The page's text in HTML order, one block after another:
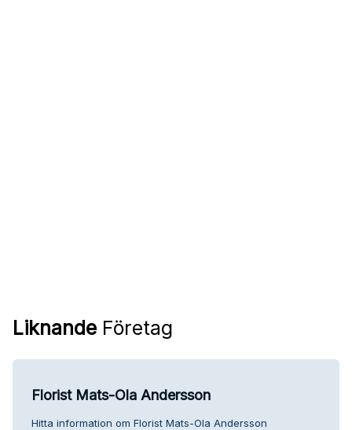
Liknande Företag
Florist Mats-Ola Andersson
Hitta information om Florist Mats-Ola Andersson